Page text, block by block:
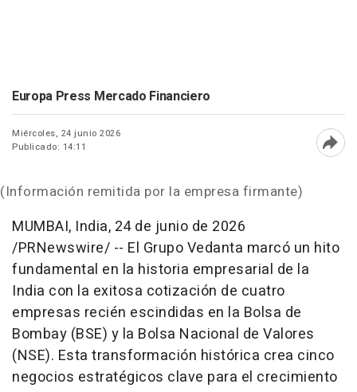
Europa Press Mercado Financiero
Miércoles, 24 junio 2026
Publicado: 14:11
(Información remitida por la empresa firmante)
MUMBAI, India, 24 de junio de 2026
/PRNewswire/ -- El Grupo Vedanta marcó un hito
fundamental en la historia empresarial de la
India con la exitosa cotización de cuatro
empresas recién escindidas en la Bolsa de
Bombay (BSE) y la Bolsa Nacional de Valores
(NSE). Esta transformación histórica crea cinco
negocios estratégicos clave para el crecimiento